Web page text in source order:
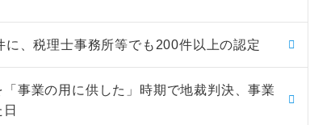
、税理士事務所等でも200件以上の認定
事業の用に供した」時期で地裁判決、事業